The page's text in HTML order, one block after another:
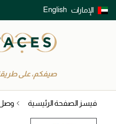
الإمارات English
توصيل سريع على جميع الطلبات ما فوق 299 درهم
صيفكم، على
فيسز الصفحة الرئيسية وصل